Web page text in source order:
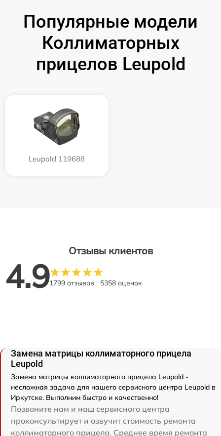
Популярные модели
Коллиматорных
прицелов Leupold
Leupold 119688
Отзывы клиентов
4.91799 отзывов 5358 оценок
Замена матрицы коллиматорного прицела
Leupold
Замена матрицы коллиматорного прицела Leupold -
несложная задача для нашего сервисного центра Leupold в
Иркутске. Выполним быстро и качественно!
Позвоните нам и наш сервисного центра
проконсультирует и озвучит стоимость ремонта
коллиматорного прицела. Среднее время ремонта